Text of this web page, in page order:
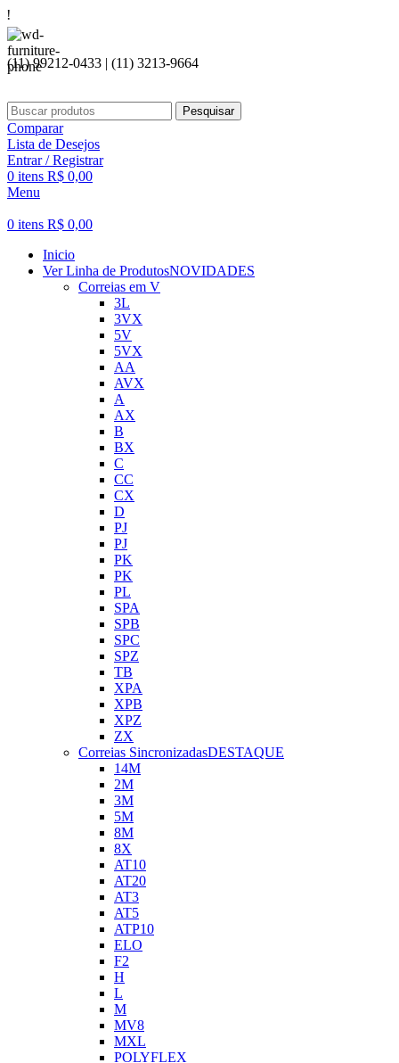
(11) 99212-0433 | (11) 3213-9664
Pesquisar
Comparar
Lista de Desejos
Entrar / Registrar
0 itens R$ 0,00
Menu
0 itens R$ 0,00
Inicio
Ver Linha de ProdutosNOVIDADES
Correias em V
3L
3VX
5V
5VX
AA
AVX
A
AX
B
BX
C
CC
CX
D
PJ
PJ
PK
PK
PL
SPA
SPB
SPC
SPZ
TB
XPA
XPB
XPZ
ZX
Correias SincronizadasDESTAQUE
14M
2M
3M
5M
8M
8X
AT10
AT20
AT3
AT5
ATP10
ELO
F2
H
L
M
MV8
MXL
POLYFLEX